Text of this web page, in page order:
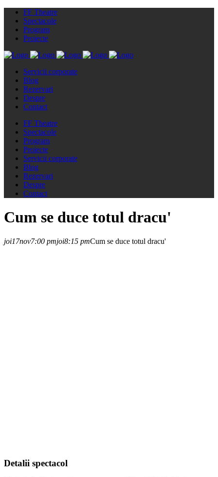
FF Theatre
Spectacole
Program
Proiecte
Servicii corporate
Blog
Rezervari
Despre
Contact
FF Theatre
Spectacole
Program
Proiecte
Servicii corporate
Blog
Rezervari
Despre
Contact
Cum se duce totul dracu'
joi17nov7:00 pmjoi8:15 pmCum se duce totul dracu'
Detalii spectacol